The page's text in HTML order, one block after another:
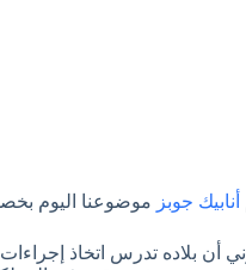
أنابيك جوبز موضوعنا اليوم